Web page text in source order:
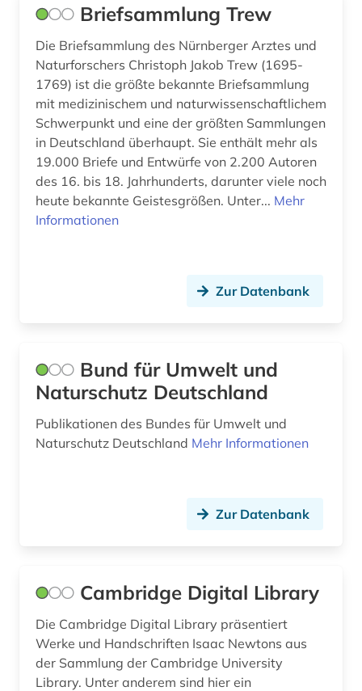
neuheit (1)
neuheitsrecherche (1)
newton (1)
niederlande (1)
niederösterreich (1)
online-publikation (1)
patentklassifikation (1)
pharmazie (8)
philosophie des mittelalters (1)
philosopie in der welt des islam (1)
polarforschung (1)
polargebiete (1)
Briefsammlung Trew
Die Briefsammlung des Nürnberger Arztes und
Naturforschers Christoph Jakob Trew (1695-
1769) ist die größte bekannte Briefsammlung
mit medizinischem und naturwissenschaftlichem
Schwerpunkt und eine der größten Sammlungen
in Deutschland überhaupt. Sie enthält mehr als
19.000 Briefe und Entwürfe von 2.200 Autoren
des 16. bis 18. Jahrhunderts, darunter viele noch
heute bekannte Geistesgrößen. Unter... Mehr
Informationen
Zur Datenbank
Bund für Umwelt und
Naturschutz Deutschland
Publikationen des Bundes für Umwelt und
Naturschutz Deutschland Mehr Informationen
Zur Datenbank
Cambridge Digital Library
Die Cambridge Digital Library präsentiert
Werke und Handschriften Isaac Newtons aus
der Sammlung der Cambridge University
Library. Unter anderem sind hier ein